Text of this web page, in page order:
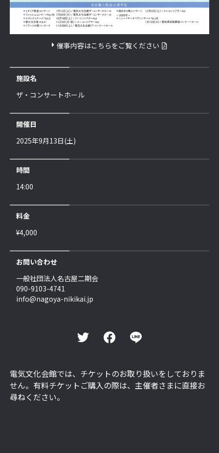
催事内容はこちらをご覧ください
施設名
ザ・コンサートホール
開催日
2025年9月13日(土)
時間
14:00
料金
¥4,000
お問い合わせ
一般社団法人名古屋二期会
090-9103-4741
info@nagoya-nikikai.jp
電気文化会館では、チケットのお取り扱いをしておりま
せん。有料チケットご購入の際は、主催者さまに直接お
尋ねください。